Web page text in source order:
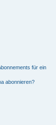
für ein
abonnieren?